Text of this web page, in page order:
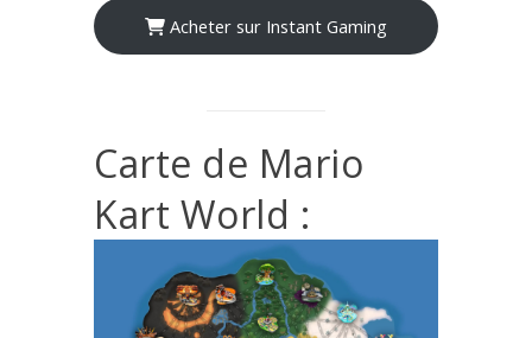
Acheter sur Instant Gaming
Carte de Mario
Kart World :